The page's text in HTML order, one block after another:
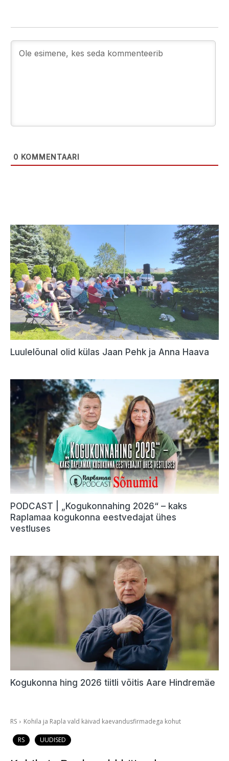
0 KOMMENTAARI
Luulelõunal olid külas Jaan Pehk ja Anna Haava
PODCAST | „Kogukonnahing 2026“ – kaks
Raplamaa kogukonna eestvedajat ühes
vestluses
Kogukonna hing 2026 tiitli võitis Aare Hindremäe